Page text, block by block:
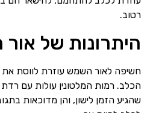
רטוב.
היתרונות של
חשיפה לאור השמש עוזרת לווסת
הכלב. רמות המלטונין עולות עם
שהגיע הזמן לישון, והן מדוכאות